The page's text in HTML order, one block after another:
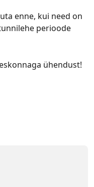
enne, kui need on
perioode
ühendust!